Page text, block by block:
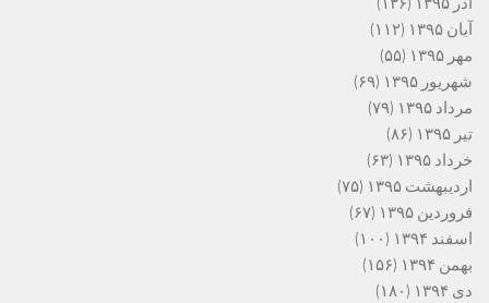
آبان ۱۳۹۵
(۱۱۲)
مهر ۱۳۹۵
(۵۵)
شهریور ۱۳۹۵
(۶۹)
مرداد ۱۳۹۵
(۷۹)
تیر ۱۳۹۵
(۸۶)
خرداد ۱۳۹۵
(۶۳)
اردیبهشت ۱۳۹۵
(۷۵)
فروردین ۱۳۹۵
(۶۷)
اسفند ۱۳۹۴
(۱۰۰)
بهمن ۱۳۹۴
(۱۵۶)
دی ۱۳۹۴
(۱۸۰)